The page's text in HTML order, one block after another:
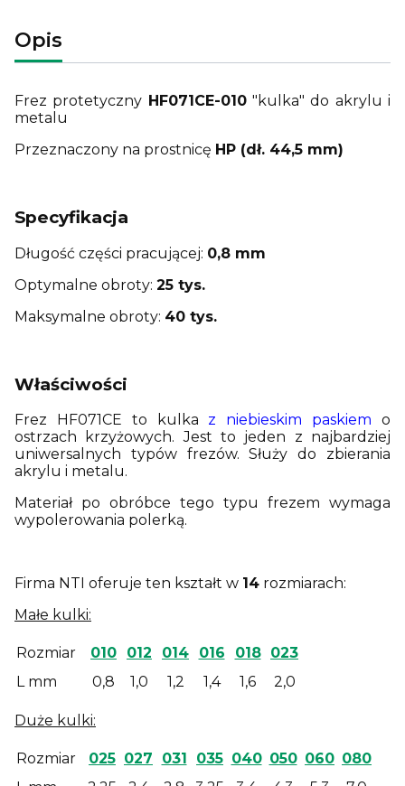
Opis
Frez protetyczny HF071CE-010"kulka" do akrylu i
metalu
Przeznaczony na prostnicę HP (dł. 44,5 mm)
Specyfikacja
Długość części pracującej: 0,8 mm
Optymalne obroty: 25 tys.
Maksymalne obroty: 40 tys.
Właściwości
Frez HF071CE to kulka z niebieskim paskiem o
ostrzach krzyżowych. Jest to jeden z najbardziej
uniwersalnych typów frezów. Służy do zbierania
akrylu i metalu.
Materiał po obróbce tego typu frezem wymaga
wypolerowania polerką.
Firma NTI oferuje ten kształt w 14 rozmiarach:
Małe kulki:
Rozmiar 010 012 014 016 018
023
L mm
0,8 1,0 1,2 1,4 1,6 2,0
Duże kulki:
Rozmiar 025 027 031 035 040 050 060 080